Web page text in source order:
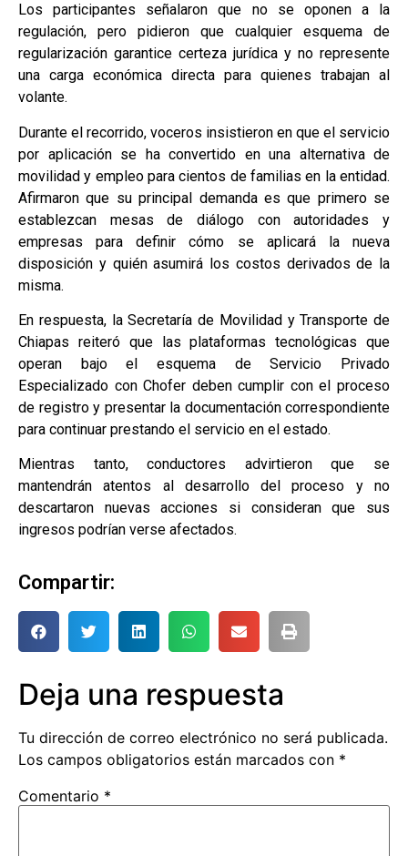
Los participantes señalaron que no se oponen a la
regulación, pero pidieron que cualquier esquema de
regularización garantice certeza jurídica y no represente
una carga económica directa para quienes trabajan al
volante.
Durante el recorrido, voceros insistieron en que el servicio
por aplicación se ha convertido en una alternativa de
movilidad y empleo para cientos de familias en la entidad.
Afirmaron que su principal demanda es que primero se
establezcan mesas de diálogo con autoridades y
empresas para definir cómo se aplicará la nueva
disposición y quién asumirá los costos derivados de la
misma.
En respuesta, la Secretaría de Movilidad y Transporte de
Chiapas reiteró que las plataformas tecnológicas que
operan bajo el esquema de Servicio Privado
Especializado con Chofer deben cumplir con el proceso
de registro y presentar la documentación correspondiente
para continuar prestando el servicio en el estado.
Mientras tanto, conductores advirtieron que se
mantendrán atentos al desarrollo del proceso y no
descartaron nuevas acciones si consideran que sus
ingresos podrían verse afectados.
Compartir:
Deja una respuesta
Tu dirección de correo electrónico no será publicada.
Los campos obligatorios están marcados con *
Comentario *